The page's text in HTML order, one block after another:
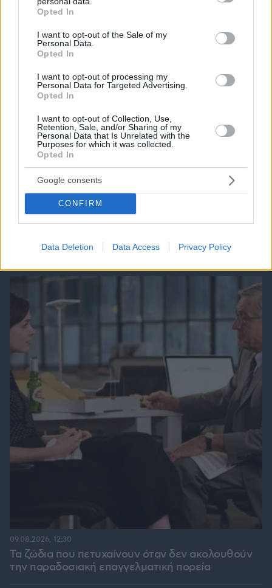
grant or deny consent to Google and its third-party tags to
use your data for below specified purposes in below Google
consent section.
Opted In
I want to opt-out of the Sale of my
Personal Data.
Opted In
I want to opt-out of processing my
Personal Data for Targeted Advertising.
Opted In
I want to opt-out of Collection, Use,
Retention, Sale, and/or Sharing of my
Personal Data that Is Unrelated with the
Purposes for which it was collected.
Opted In
Google consents
CONFIRM
Data Deletion Data Access Privacy Policy
κλέφτες αυτοκινήτων στην Ελλάδα
09.08.2026, 07:29
Τα ζώδια που πετυχαίνουν όταν δεν ακολουθούν
την παραδοσιακή επαγγελματική πορεία
09.08.2026, 12:30